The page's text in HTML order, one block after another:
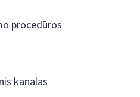
procedūros
kanalas